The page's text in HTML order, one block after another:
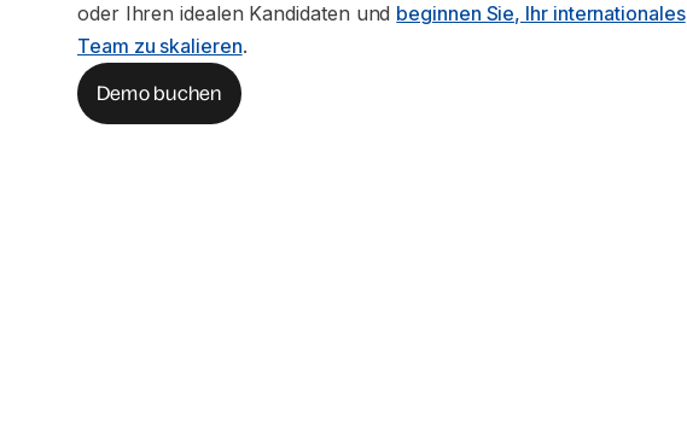
oder Ihren idealen Kandidaten und beginnen Sie, Ihr internationales
Team zu skalieren.
Demo buchen